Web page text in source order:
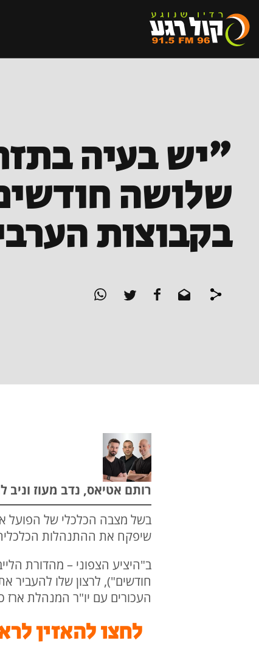
"יש בעיה
שלושה
בקבוצות
רותם אטיאס, נדב מעוז וניב לוי |
בשל מצבה הכלכלי של הפועל
שיפקח את ההתנהלות
ב"היציע הצפוני – מהדורת
חודשים"), לרצון שלו להעביר
העכורים עם יו"ר המנהלת ארז
לחצו להאזין